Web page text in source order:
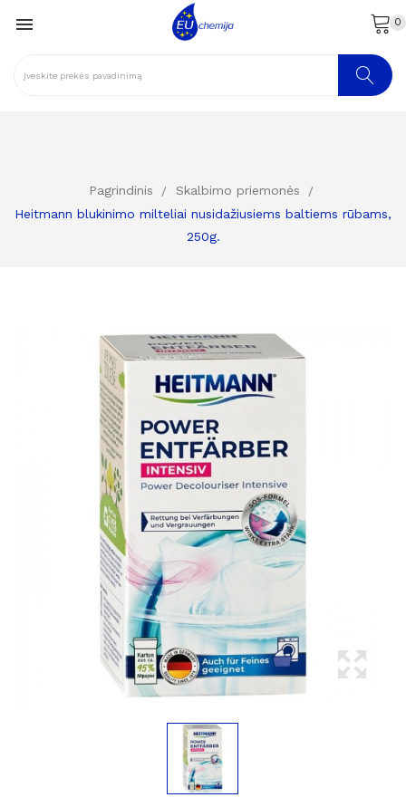
 0
Pagrindinis
Skalbimo priemonės
Heitmann blukinimo milteliai nusidažiusiems baltiems rūbams,
250g.